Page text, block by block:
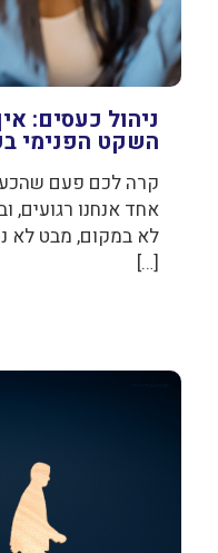
ניהול כעסים:
השקט הפנימי
קרה לכם פעם
אחד אנחנו רגועים,
לא במקום, מבט לא
[…]